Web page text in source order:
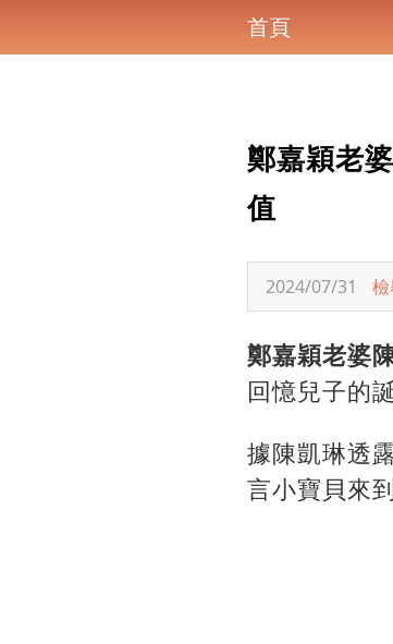
首頁
鄭嘉穎老
值
2024/07/31
鄭嘉穎老婆
回憶兒子的
據陳凱琳透
言小寶貝來